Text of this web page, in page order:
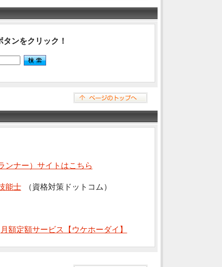
タンをクリック！
ンナー）サイトはこちら
能士 （資格対策ドットコム）
月額定額サービス【ウケホーダイ】